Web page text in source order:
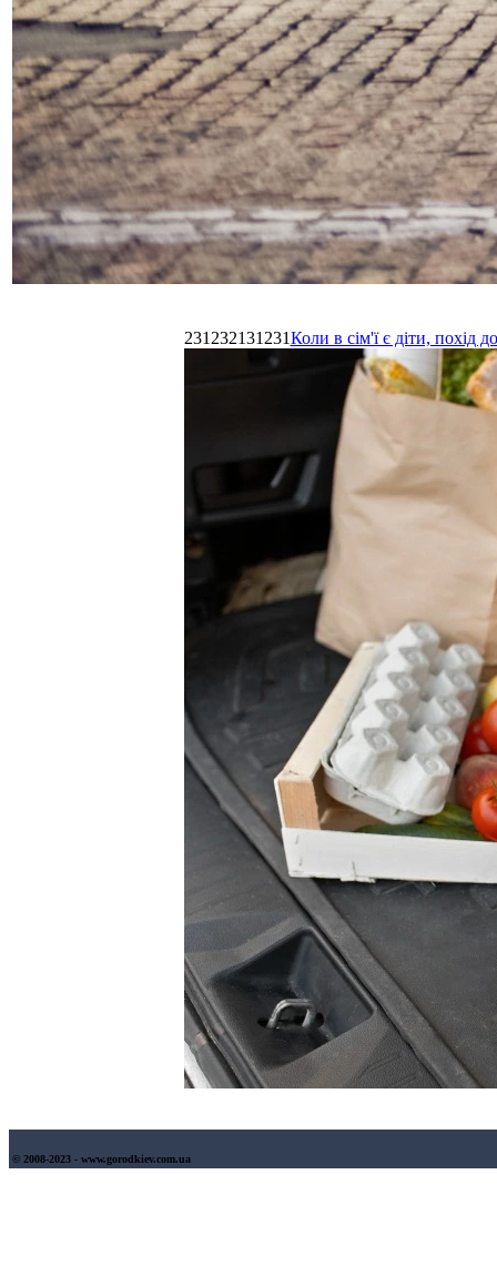
231232131231Коли в сім'ї є діти,
© 2008-2023 - www.gorodkiev.com.ua